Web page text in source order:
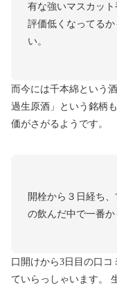
有な強いマスカッ
評価低くなってる
い。
而今には千本綿という
過生原酒」という銘柄
価がさがるようです。
開栓から３日経ち
の飲んだ中で一番
口開けから3日目の口
ていらっしゃいます。